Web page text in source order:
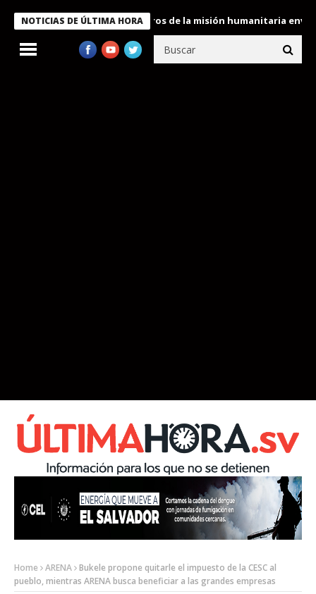
NOTICIAS DE ÚLTIMA HORA
condecora a miembros de la misión humanitaria enviada a
Home ARENA Bukele propone quitarle el impuesto de la CESC al
pueblo, mientras ARENA busca beneficiar a las grandes empresas